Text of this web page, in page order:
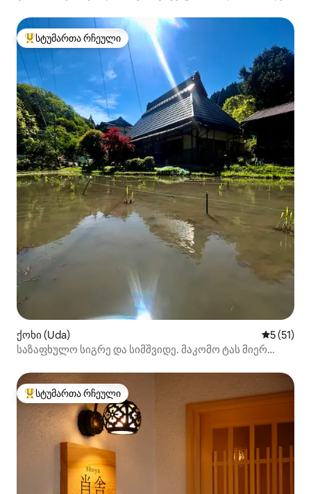
ბარელის საუნითა და გარე აბაზანით
სტუმართა რჩეული მოწინავე ვარიანტი
სტუმართა რჩეული
ქოხი (Uda) საშუალო
5 (51)
საზაფხულო სიგრე და სიმშვიდე. მაკომო ტას მიერ
სახლი „მაკომო ჰაუსი“
სტუმართა რჩეული მოწინავე ვარიანტი
სტუმართა რჩეული